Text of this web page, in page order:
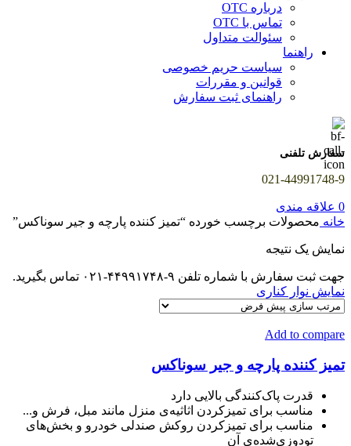
درباره OTC
تماس با OTC
سئوالت متداول
راهنما
سیاست حریم خصوصی
قوانین و مقررات
راهنمای ثبت سفارش
سفارش تلفنی
021-44991748-9
0 علاقه مندی
خانه محصولات برچسب خورده “تمیز کننده پارچه و جیر سوناکس”
نمایش یک نتیجه
جهت ثبت سفارش با شماره تلفن ۹-۴۴۹۹۱۷۴۸-۰۲۱ تماس بگیرید.
نمایش نوار کناری
Add to compare
تمیز کننده پارچه و جیر سوناکس
قدرت پاک‌کنندگی بالایی دارد
مناسب برای تمیزکردن اثاثیه‌ی منزل مانند مبل، فرش و...
مناسب برای تمیزکردن روکش‌ صندلی خودرو و بخش‌های
تودوزی‌شده‌ی آن